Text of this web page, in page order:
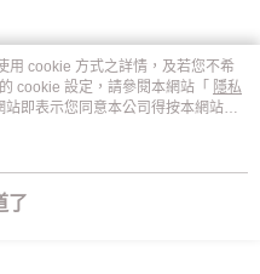
用 cookie 方式之詳情，及若您不希
cookie 設定，請參閱本網站「 隱私
即表示您同意本公司得按本網站使
了